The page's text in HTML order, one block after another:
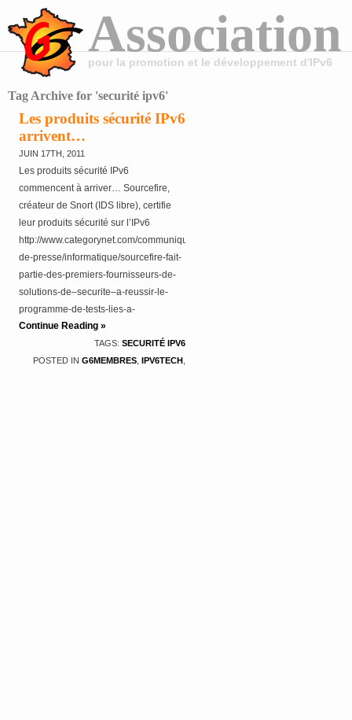
pour la promotion et le développement d'IPv6
Tag Archive for 'securité ipv6'
Les produits sécurité IPv6
arrivent…
JUIN 17TH, 2011
Les produits sécurité IPv6
commencent à arriver… Sourcefire,
créateur de Snort (IDS libre), certifie
leur produits sécurité sur l’IPv6
http://www.categorynet.com/communiques-
de-presse/informatique/sourcefire-fait-
partie-des-premiers-fournisseurs-de-
solutions-de–securite–a-reussir-le-
programme-de-tests-lies-a-
l%E2%80%99ipv6.-20110616160812/
Continue Reading »
TAGS: SECURITÉ IPV6
POSTED IN G6MEMBRES IPV6TECH